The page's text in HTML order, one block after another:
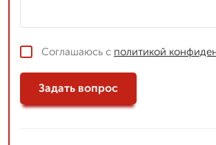
Соглашаюсь с политикой
Задать вопрос